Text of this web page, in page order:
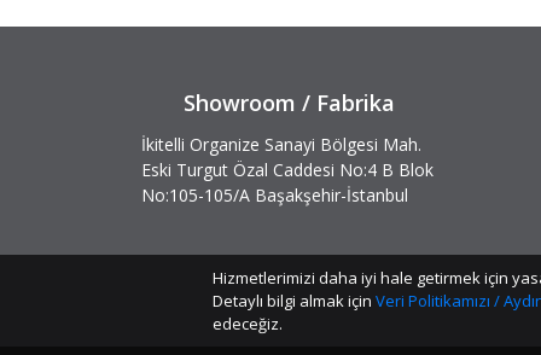
Showroom / Fabrika
İkitelli Organize Sanayi Bölgesi Mah.
Eski Turgut Özal Caddesi No:4 B Blok
No:105-105/A Başakşehir-İstanbul
Hizmetlerimizi daha iyi hale getirmek için
Detaylı bilgi almak için Veri Politikamızı /
edeceğiz.